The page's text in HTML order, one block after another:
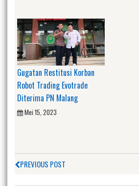
Gugatan Restitusi Korban
Robot Trading Evotrade
Diterima PN Malang
Mei 15, 2023
PREVIOUS POST